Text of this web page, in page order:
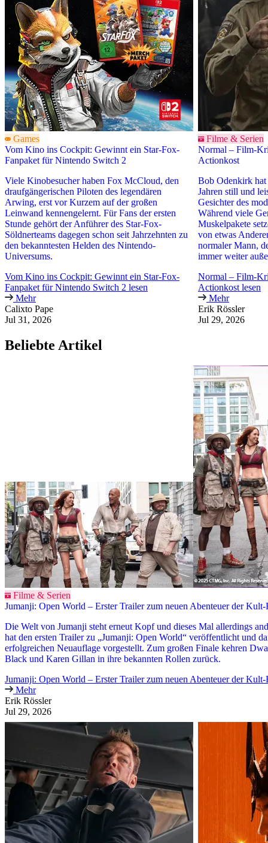
Games
Vom Kino ins Cockpit: Gewinnt ein Star-Fox-
Fanpaket für Nintendo Switch 2
Viele Kinobesucher haben Fox McCloud, den
draufgängerischen Piloten des legendären
Arwing, erst vor Kurzem auf der großen
Leinwand kennengelernt. Für Fans der ersten
Stunde gehört der Anführer des Star-Fox-
Söldnerteams dagegen schon seit Jahrzehnten zu
den bekanntesten Helden des Nintendo-
Universums.
Vom Kino ins Cockpit: Gewinnt ein Star-Fox-
Fanpaket für Nintendo Switch 2 lesen
Mehr
Calixto Pape
Jul 31, 2026
Filme & Serien
Normal – Film-
Actionkost
Bob Odenkirk hat
Jahren still und
Gesichter des
Während viele
Muskelpakete
von etwas
normaler Mann,
immer weiter
Normal – Film-
Actionkost lesen
Mehr
Erik Rössler
Jul 29, 2026
Beliebte Artikel
Filme & Serien
Jumanji: Open World – Erster Trailer zum neuen Abenteuer der Kult-
Die Welt von Jumanji steht erneut Kopf und dieses Mal allerdings
hat den ersten Trailer zu „Jumanji: Open World“ veröffentlicht und
erfolgreichen Neuauflage vorgestellt. Zum großen Finale kehren
Black und Karen Gillan in ihre bekannten Rollen zurück.
Jumanji: Open World – Erster Trailer zum neuen Abenteuer der Kult-
Mehr
Erik Rössler
Jul 29, 2026